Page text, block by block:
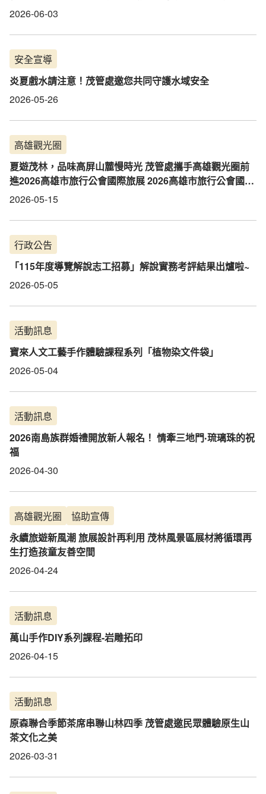
2026-06-03
安全宣導
炎夏戲水請注意！茂管處邀您共同守護水域安全
2026-05-26
高雄觀光圈
夏遊茂林，品味高屏山麓慢時光 茂管處攜手高雄觀光圈前
進2026高雄市旅行公會國際旅展 2026高雄市旅行公會國際
旅展於5月15日至5月18日在高雄展覽館盛大登場。
2026-05-15
行政公告
「115年度導覽解說志工招募」解說實務考評結果出爐啦~
2026-05-05
活動訊息
寶來人文工藝手作體驗課程系列「植物染文件袋」
2026-05-04
活動訊息
2026南島族群婚禮開放新人報名！ 情牽三地門‧琉璃珠的祝
福
2026-04-30
高雄觀光圈
協助宣傳
永續旅遊新風潮 旅展設計再利用 茂林風景區展材將循環再
生打造孩童友善空間
2026-04-24
活動訊息
萬山手作DIY系列課程-岩雕拓印
2026-04-15
活動訊息
原森聯合季節茶席串聯山林四季 茂管處邀民眾體驗原生山
茶文化之美
2026-03-31